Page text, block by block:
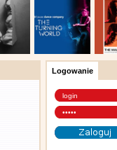
Logowanie